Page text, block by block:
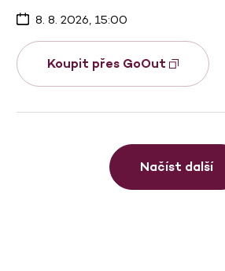
8. 8. 2026, 15:00
Koupit přes GoOut
Načíst další